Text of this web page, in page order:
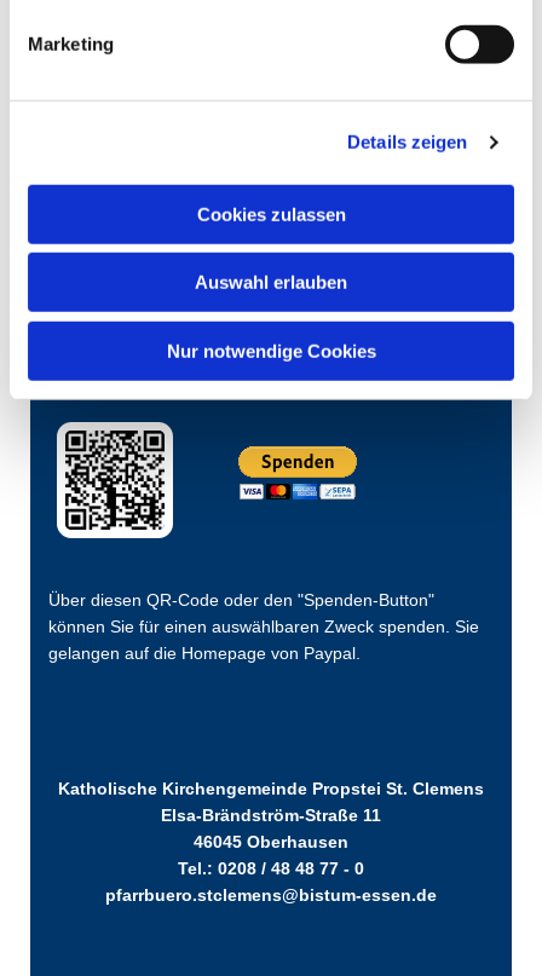
Marketing
Details zeigen
Cookies zulassen
Auswahl erlauben
Nur notwendige Cookies
Über diesen QR-Code oder den "Spenden-Button"
können Sie für einen auswählbaren Zweck spenden. Sie
gelangen auf die Homepage von Paypal.
Katholische Kirchengemeinde Propstei St. Clemens
Elsa-Brändström-Straße 11
46045 Oberhausen
Tel.: 0208 / 48 48 77 - 0
pfarrbuero.stclemens@bistum-essen.de